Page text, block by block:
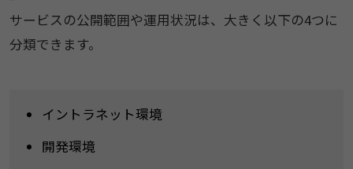
サービスの公開範囲や運用状況は、大きく以下の4つに
分類できます。
イントラネット環境
開発環境